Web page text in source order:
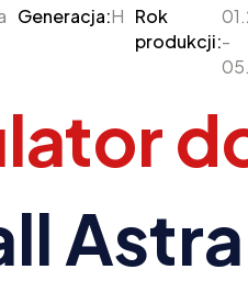
Generacja:H Rok
produkcji:-
Astra